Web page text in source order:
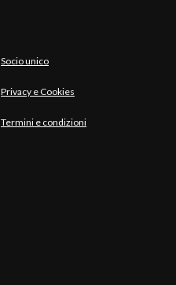
Socio unico
Privacy e Cookies
Termini e condizioni